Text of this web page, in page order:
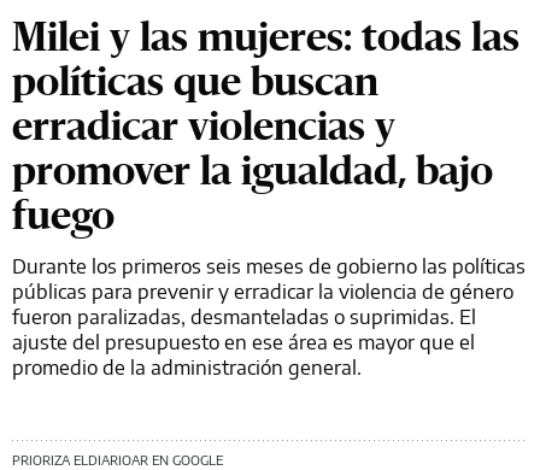
Milei y las mujeres: todas las
políticas que buscan
erradicar violencias y
promover la igualdad, bajo
fuego
Durante los primeros seis meses de gobierno las políticas
públicas para prevenir y erradicar la violencia de género
fueron paralizadas, desmanteladas o suprimidas. El
ajuste del presupuesto en ese área es mayor que el
promedio de la administración general.
PRIORIZA ELDIARIOAR EN GOOGLE